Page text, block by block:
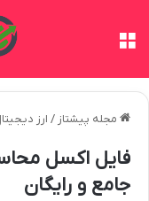
مجله پیشتاز / ارز
فایل اکسل
جامع و رایگان